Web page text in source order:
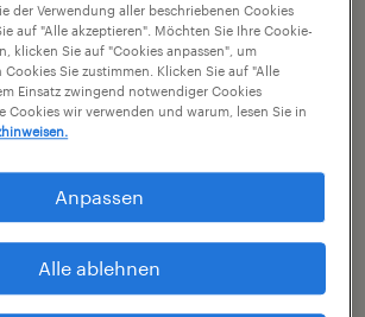
der Verwendung aller beschriebenen Cookies
auf "Alle akzeptieren". Möchten Sie Ihre Cookie-
klicken Sie auf "Cookies anpassen", um
Sie zustimmen. Klicken Sie auf "Alle
Einsatz zwingend notwendiger Cookies
Cookies wir verwenden und warum, lesen Sie in
Anpassen
Alle ablehnen